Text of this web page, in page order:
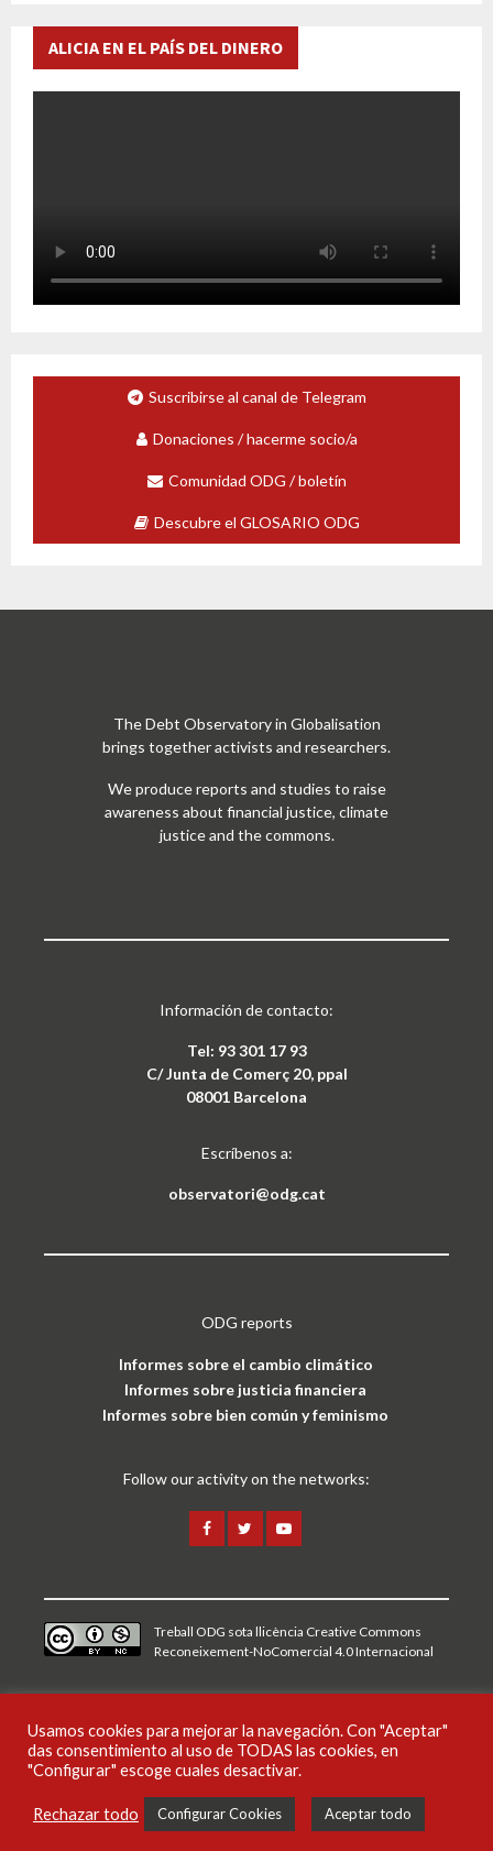
ALICIA EN EL PAÍS DEL DINERO
Suscribirse al canal de Telegram
Donaciones / hacerme socio/a
Comunidad ODG / boletín
Descubre el GLOSARIO ODG
The Debt Observatory in Globalisation
brings together activists and researchers.
We produce reports and studies to raise
awareness about financial justice, climate
justice and the commons.
Información de contacto:
Tel: 93 301 17 93
C/ Junta de Comerç 20, ppal
08001 Barcelona
Escríbenos a:
observatori@odg.cat
ODG reports
Informes sobre el cambio climático
Informes sobre justicia financiera
Informes sobre bien común y feminismo
Follow our activity on the networks:
Treball ODG sota llicència Creative Commons
Reconeixement-NoComercial 4.0 Internacional
Aviso legal y política de privacidad
Usamos cookies para mejorar la navegación. Con "Aceptar"
das consentimiento al uso de TODAS las cookies, en
"Configurar" escoge cuales desactivar.
Rechazar todo Configurar Cookies Aceptar todo
CAT ESP